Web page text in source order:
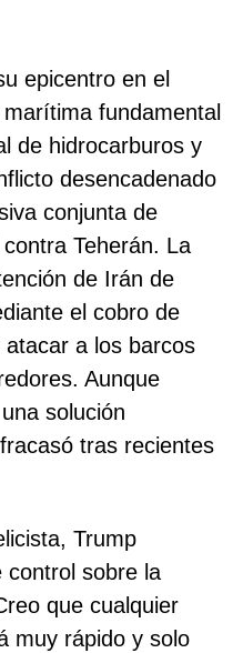
epicentro en el
fundamental
de hidrocarburos y
desencadenado
conjunta de
Teherán. La
de Irán de
el cobro de
a los barcos
Aunque
solución
tras recientes
Trump
control sobre la
que cualquier
muy rápido y solo